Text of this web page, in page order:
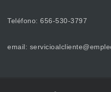
Teléfono: 656-530-3797
email: